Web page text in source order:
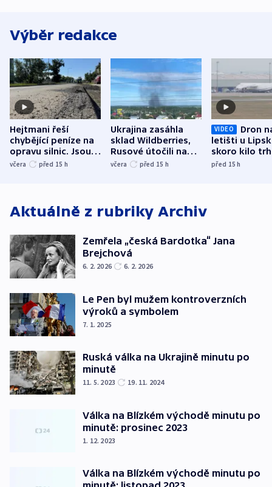
Výběr redakce
Hejtmani řeší
chybějící peníze na
opravu silnic. Jsou
nenárokové, namítá
včera před 15 h
Ukrajina zasáhla
sklad Wildberries,
Rusové útočili na
trh, hasiče či
včera před 15 h
VIDEO
Dron
letišti u
skoro kilo
indicie
před 15h
Aktuálně z rubriky Archiv
Zemřela „česká Bardotka“ Jana
Brejchová
6. 2. 2026 6. 2. 2026
Le Pen byl mužem kontroverzních
výroků a symbolem
7. 1. 2025
Ruská válka na Ukrajině minutu po
minutě
11. 5. 2023 19. 11. 2024
Válka na Blízkém východě minutu po
minutě: prosinec 2023
1. 12. 2023
Válka na Blízkém východě minutu po